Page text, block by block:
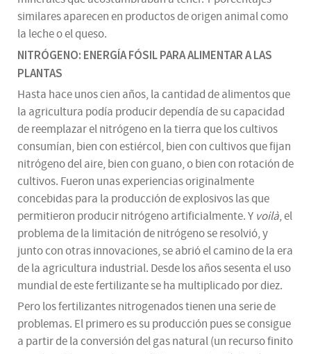
similares aparecen en productos de origen animal como
la leche o el queso.
NITRÓGENO: ENERGÍA FÓSIL PARA ALIMENTAR A LAS
PLANTAS
Hasta hace unos cien años, la cantidad de alimentos que
la agricultura podía producir dependía de su capacidad
de reemplazar el nitrógeno en la tierra que los cultivos
consumían, bien con estiércol, bien con cultivos que fijan
nitrógeno del aire, bien con guano, o bien con rotación de
cultivos. Fueron unas experiencias originalmente
concebidas para la producción de explosivos las que
permitieron producir nitrógeno artificialmente. Y voilà, el
problema de la limitación de nitrógeno se resolvió, y
junto con otras innovaciones, se abrió el camino de la era
de la agricultura industrial. Desde los años sesenta el uso
mundial de este fertilizante se ha multiplicado por diez.
Pero los fertilizantes nitrogenados tienen una serie de
problemas. El primero es su producción pues se consigue
a partir de la conversión del gas natural (un recurso finito